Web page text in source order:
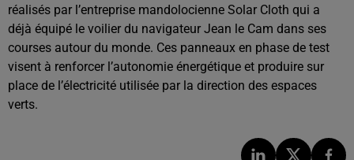
réalisés par l’entreprise mandolocienne Solar Cloth qui a
déjà équipé le voilier du navigateur Jean le Cam dans ses
courses autour du monde. Ces panneaux en phase de test
visent à renforcer l’autonomie énergétique et produire sur
place de l’électricité utilisée par la direction des espaces
verts.